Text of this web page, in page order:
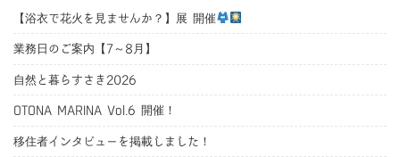
【浴衣で花火を見ませんか？】展 開催
業務日のご案内【7～8月】
自然と暮らすさき2026
OTONA MARINA Vol.6 開催！
移住者インタビューを掲載しました！